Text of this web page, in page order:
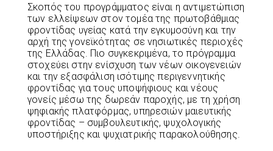
Σκοπός του προγράμματος είναι η αντιμετώπιση
των ελλείψεων στον τομέα της πρωτοβάθμιας
φροντίδας υγείας κατά την εγκυμοσύνη και την
αρχή της γονεϊκότητας σε νησιωτικές περιοχές
της Ελλάδας. Πιο συγκεκριμένα, το πρόγραμμα
στοχεύει στην ενίσχυση των νέων οικογενειών
και την εξασφάλιση ισότιμης περιγεννητικής
φροντίδας για τους υποψήφιους και νέους
γονείς μέσω της δωρεάν παροχής, με τη χρήση
ψηφιακής πλατφόρμας, υπηρεσιών μαιευτικής
φροντίδας – συμβουλευτικής, ψυχολογικής
υποστήριξης και ψυχιατρικής παρακολούθησης.